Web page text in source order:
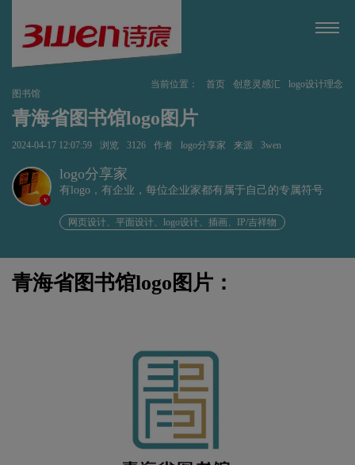
当前位置： 首页 创意灵感汇
logo设计理念
图书馆
青海省图书馆logo图片
2024-04-17 12:07:59 浏览 3126 作者 logo分享家 来源 3wen
v
logo分享家
有logo，有企业，每位企业家都有属于自己的专属符号
网页设计、平面设计、logo设计、插画、IP/吉祥物
青海省图书馆logo图片：